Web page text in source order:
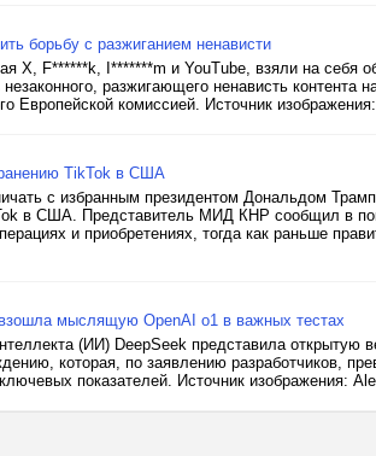
борьбу с разжиганием ненависти
X, F******k, I*******m и YouTube, взяли на себя
разжигающего ненависть контента
Европейской комиссией. Источник
TikTok в США
с избранным президентом Дональдом
в США. Представитель МИД КНР сообщил в
и приобретениях, тогда как раньше
мыслящую OpenAI o1 в важных тестах
(ИИ) DeepSeek представила открытую
которая, по заявлению разработчиков,
показателей. Источник изображения: